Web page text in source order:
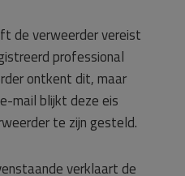
de verweerder vereist
professional
ontkent dit, maar
mail blijkt deze eis
te zijn gesteld.
verklaart de